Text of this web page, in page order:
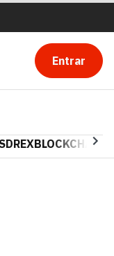
Entrar
DREXBLOCKCHAIN